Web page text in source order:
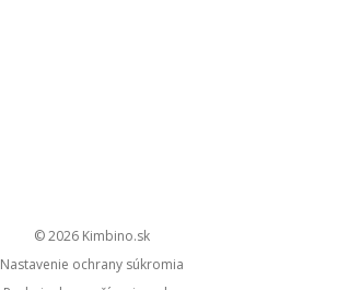
© 2026
kimbino.sk
Nastavenie ochrany súkromia